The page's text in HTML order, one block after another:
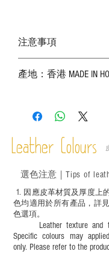
注意事項
實物為準；
－ 植鞣皮革容易受環境
成後定期在皮面塗上皮
鼠油等；
適合六歲以下兒童使用
必須由成年人陪同下使
產地：香港 MADE IN
Leather Colours
1. ​ 因應皮革材質及厚度上
色均適用於所有產品，詳
色選項。
Leather texture and
Specific colours may
only. Please refer to the
選色注意｜ Tips of